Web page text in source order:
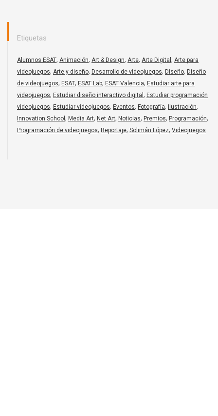
Etiquetas
Alumnos ESAT, Animación, Art & Design, Arte, Arte Digital , Arte para
videojuegos, Arte y diseño, Desarrollo de videojuegos, Diseño, Diseño
de videojuegos, ESAT, ESAT Lab, ESAT Valencia, Estudiar arte para
videojuegos, Estudiar diseño interactivo digital , Estudiar programación
videojuegos, Estudiar videojuegos, Eventos, Fotografía, Ilustración,
Innovation School , Media Art, Net Art, Noticias, Premios, Programación,
Programación de videojuegos, Reportaje, Solimán López, Videojuegos